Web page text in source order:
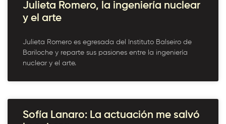
Julieta Romero, la ingeniería nuclear
y el arte
Julieta Romero es egresada del Instituto Balseiro de
Bariloche y reparte sus pasiones entre la ingeniería
nuclear y el arte.
Sofía Lanaro: La actuación me salvó